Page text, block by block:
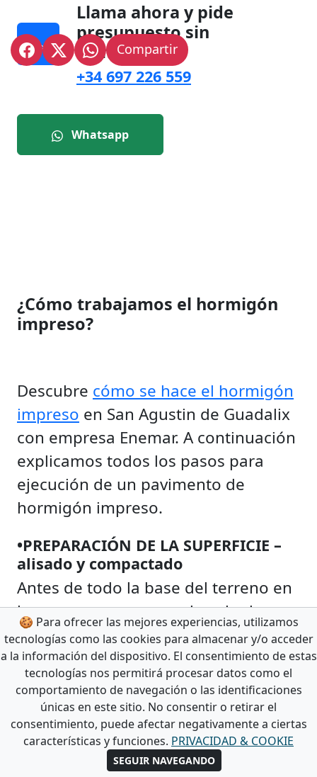
Llama ahora y pide
presupuesto sin
compromiso.
+34 697 226 559
Whatsapp
¿Cómo trabajamos el hormigón
impreso?
Descubre cómo se hace el hormigón
impreso en San Agustin de Guadalix
con empresa Enemar. A continuación
explicamos todos los pasos para
ejecución de un pavimento de
hormigón impreso.
•PREPARACIÓN DE LA SUPERFICIE –
alisado y compactado
Antes de todo la base del terreno en
la que se va a apoyar el suelo de
hormigón impreso tiene una mayor
importancia. De esta depende su
comportamiento en el futuro, como
su baja o bienalta resistencia.
•ENCOFRADO
Después de obtener unsuelo firme
🍪 Para ofrecer las mejores experiencias, utilizamos
tecnologías como las cookies para almacenar y/o acceder
a la información del dispositivo. El consentimiento de estas
tecnologías nos permitirá procesar datos como el
comportamiento de navegación o las identificaciones
únicas en este sitio. No consentir o retirar el
consentimiento, puede afectar negativamente a ciertas
características y funciones. PRIVACIDAD & COOKIE
SEGUIR NAVEGANDO
Compartir